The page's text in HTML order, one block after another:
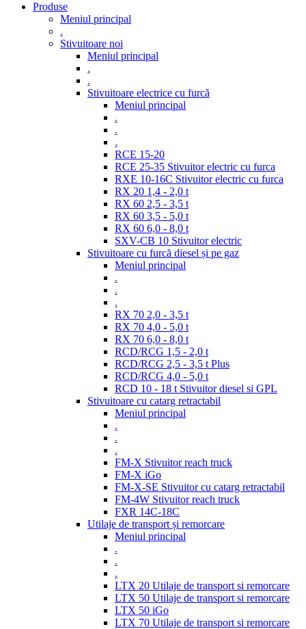
Produse
Meniul principal
.
Stivuitoare noi
Meniul principal
.
.
Stivuitoare electrice cu furcă
Meniul principal
.
.
.
RCE 15-20
RCE 25-35 Stivuitor electric cu furca
RXE 10-16C Stivuitor electric cu furca
RX 20 1,4 - 2,0 t
RX 60 2,5 - 3,5 t
RX 60 3,5 - 5,0 t
RX 60 6,0 - 8,0 t
SXV-CB 10 Stivuitor electric
Stivuitoare cu furcă diesel și pe gaz
Meniul principal
.
.
.
RX 70 2,0 - 3,5 t
RX 70 4,0 - 5,0 t
RX 70 6,0 - 8,0 t
RCD/RCG 1,5 - 2,0 t
RCD/RCG 2,5 - 3,5 t Plus
RCD/RCG 4,0 - 5,0 t
RCD 10 - 18 t Stivuitor diesel si GPL
Stivuitoare cu catarg retractabil
Meniul principal
.
.
.
FM-X Stivuitor reach truck
FM-X iGo
FM-X-SE Stivuitor cu catarg retractabil
FM-4W Stivuitor reach truck
FXR 14C-18C
Utilaje de transport și remorcare
Meniul principal
.
.
.
LTX 20 Utilaje de transport si remorcare
LTX 50 Utilaje de transport si remorcare
LTX 50 iGo
LTX 70 Utilaje de transport si remorcare